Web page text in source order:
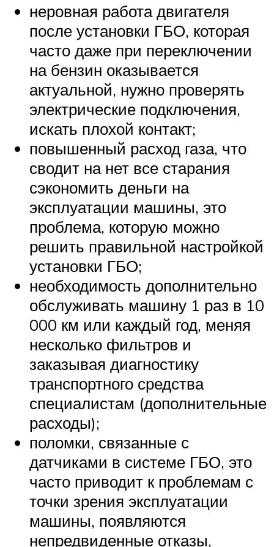
неровная работа двигателя
после установки ГБО, которая
часто даже при переключении
на бензин оказывается
актуальной, нужно проверять
электрические подключения,
искать плохой контакт;
повышенный расход газа, что
сводит на нет все старания
сэкономить деньги на
эксплуатации машины, это
проблема, которую можно
решить правильной настройкой
установки ГБО;
необходимость дополнительно
обслуживать машину 1 раз в 10
000 км или каждый год, меняя
несколько фильтров и
заказывая диагностику
транспортного средства
специалистам (дополнительные
расходы);
поломки, связанные с
датчиками в системе ГБО, это
часто приводит к проблемам с
точки зрения эксплуатации
машины, появляются
непредвиденные отказы,